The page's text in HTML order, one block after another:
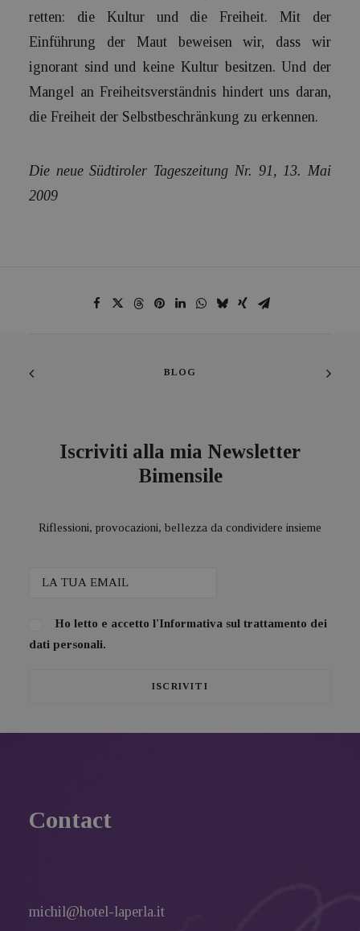
retten: die Kultur und die Freiheit. Mit der
Einführung der Maut beweisen wir, dass wir
ignorant sind und keine Kultur besitzen. Und der
Mangel an Freiheitsverständnis hindert uns daran,
die Freiheit der Selbstbeschränkung zu erkennen.
Die neue Südtiroler Tageszeitung Nr. 91, 13. Mai
2009
BLOG
Iscriviti alla mia Newsletter
Bimensile
Riflessioni, provocazioni, bellezza da condividere insieme
Ho letto e accetto l'Informativa sul trattamento dei
dati personali.
Contact
michil@hotel-laperla.it